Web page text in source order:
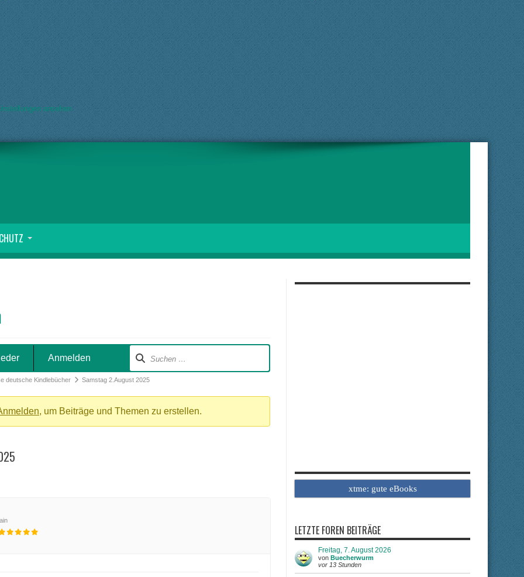
ansehen
Anmelden
deutsche Kindlebücher Samstag 2.August 2025
, um Beiträge und Themen zu erstellen.
xtme: gute eBooks
LETZTE FOREN BEITRÄGE
Freitag, 7. August 2026
von Buecherwurm
vor 13 Stunden